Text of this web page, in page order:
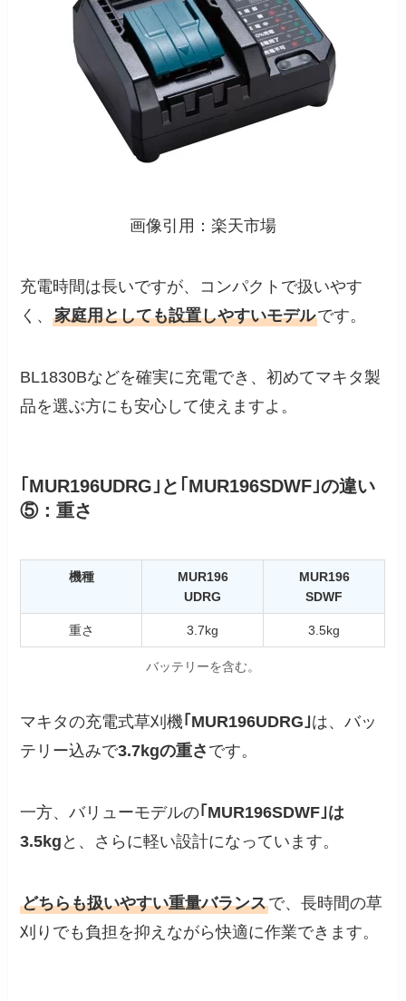
画像引用：楽天市場
充電時間は長いですが、コンパクトで扱いやす
く、家庭用としても設置しやすいモデルです。
BL1830Bなどを確実に充電でき、初めてマキタ製
品を選ぶ方にも安心して使えますよ。
｢MUR196UDRG｣と｢MUR196SDWF｣の違い
⑤：重さ
機種
MUR196
UDRG
MUR196
SDWF
重さ 3.7kg 3.5kg
バッテリーを含む。
マキタの充電式草刈機｢MUR196UDRG｣は、バッ
テリー込みで3.7kgの重さ です。
一方、バリューモデルの｢MUR196SDWF｣は
3.5kg と、さらに軽い設計になっています。
どちらも扱いやすい重量バランスで、長時間の草
刈りでも負担を抑えながら快適に作業できます。